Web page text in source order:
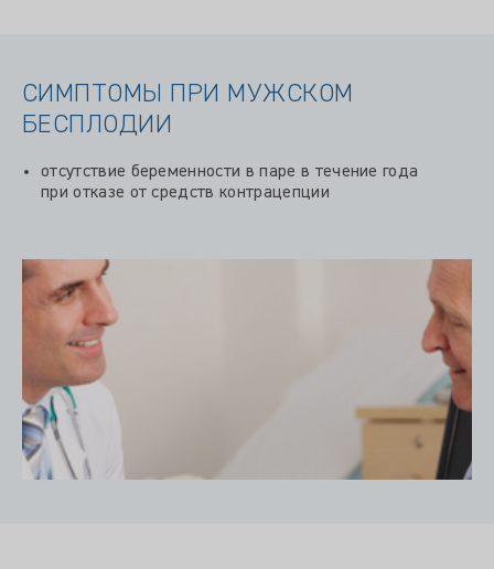
СИМПТОМЫ ПРИ МУЖСКОМ
БЕСПЛОДИИ
отсутствие беременности в паре в течение года
при отказе от средств контрацепции